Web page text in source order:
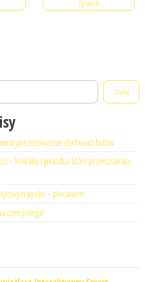
Sprawdź
Szukaj
rozwiązanie dla twoich butów
– kontakty i gniazdka, które przekształcają
worko – plecakiem!
czym polega?